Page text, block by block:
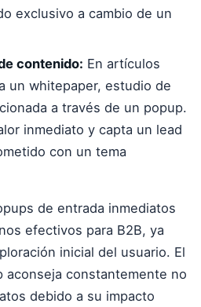
exclusivo a cambio de un
contenido: En artículos
un whitepaper, estudio de
a través de un popup.
inmediato y capta un lead
con un tema
de entrada inmediatos
efectivos para B2B, ya
inicial del usuario. El
aconseja constantemente no
debido a su impacto